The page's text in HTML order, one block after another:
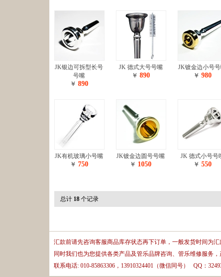
JK银边可拆型长号
号嘴
￥ 890
JK 德式大号号嘴
￥ 890
JK镀金边小号
￥ 980
JK有机玻璃小号嘴
￥ 750
JK镀金边圆号号嘴
￥ 1050
JK 德式小号号
￥ 550
总计 18 个记录
汇款前请先咨询客服商品库存状态再下订单，一般发货时间为汇
同时我们也为您提供各类产品及管乐品牌咨询、管乐维修服务
联系电话: 010-85863306，13910324401（微信同号） QQ：